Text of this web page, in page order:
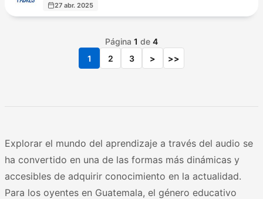
27 abr. 2025
Página 1 de 4
1
2 3 > >>
Explorar el mundo del aprendizaje a través del audio se
ha convertido en una de las formas más dinámicas y
accesibles de adquirir conocimiento en la actualidad.
Para los oyentes en Guatemala, el género educativo